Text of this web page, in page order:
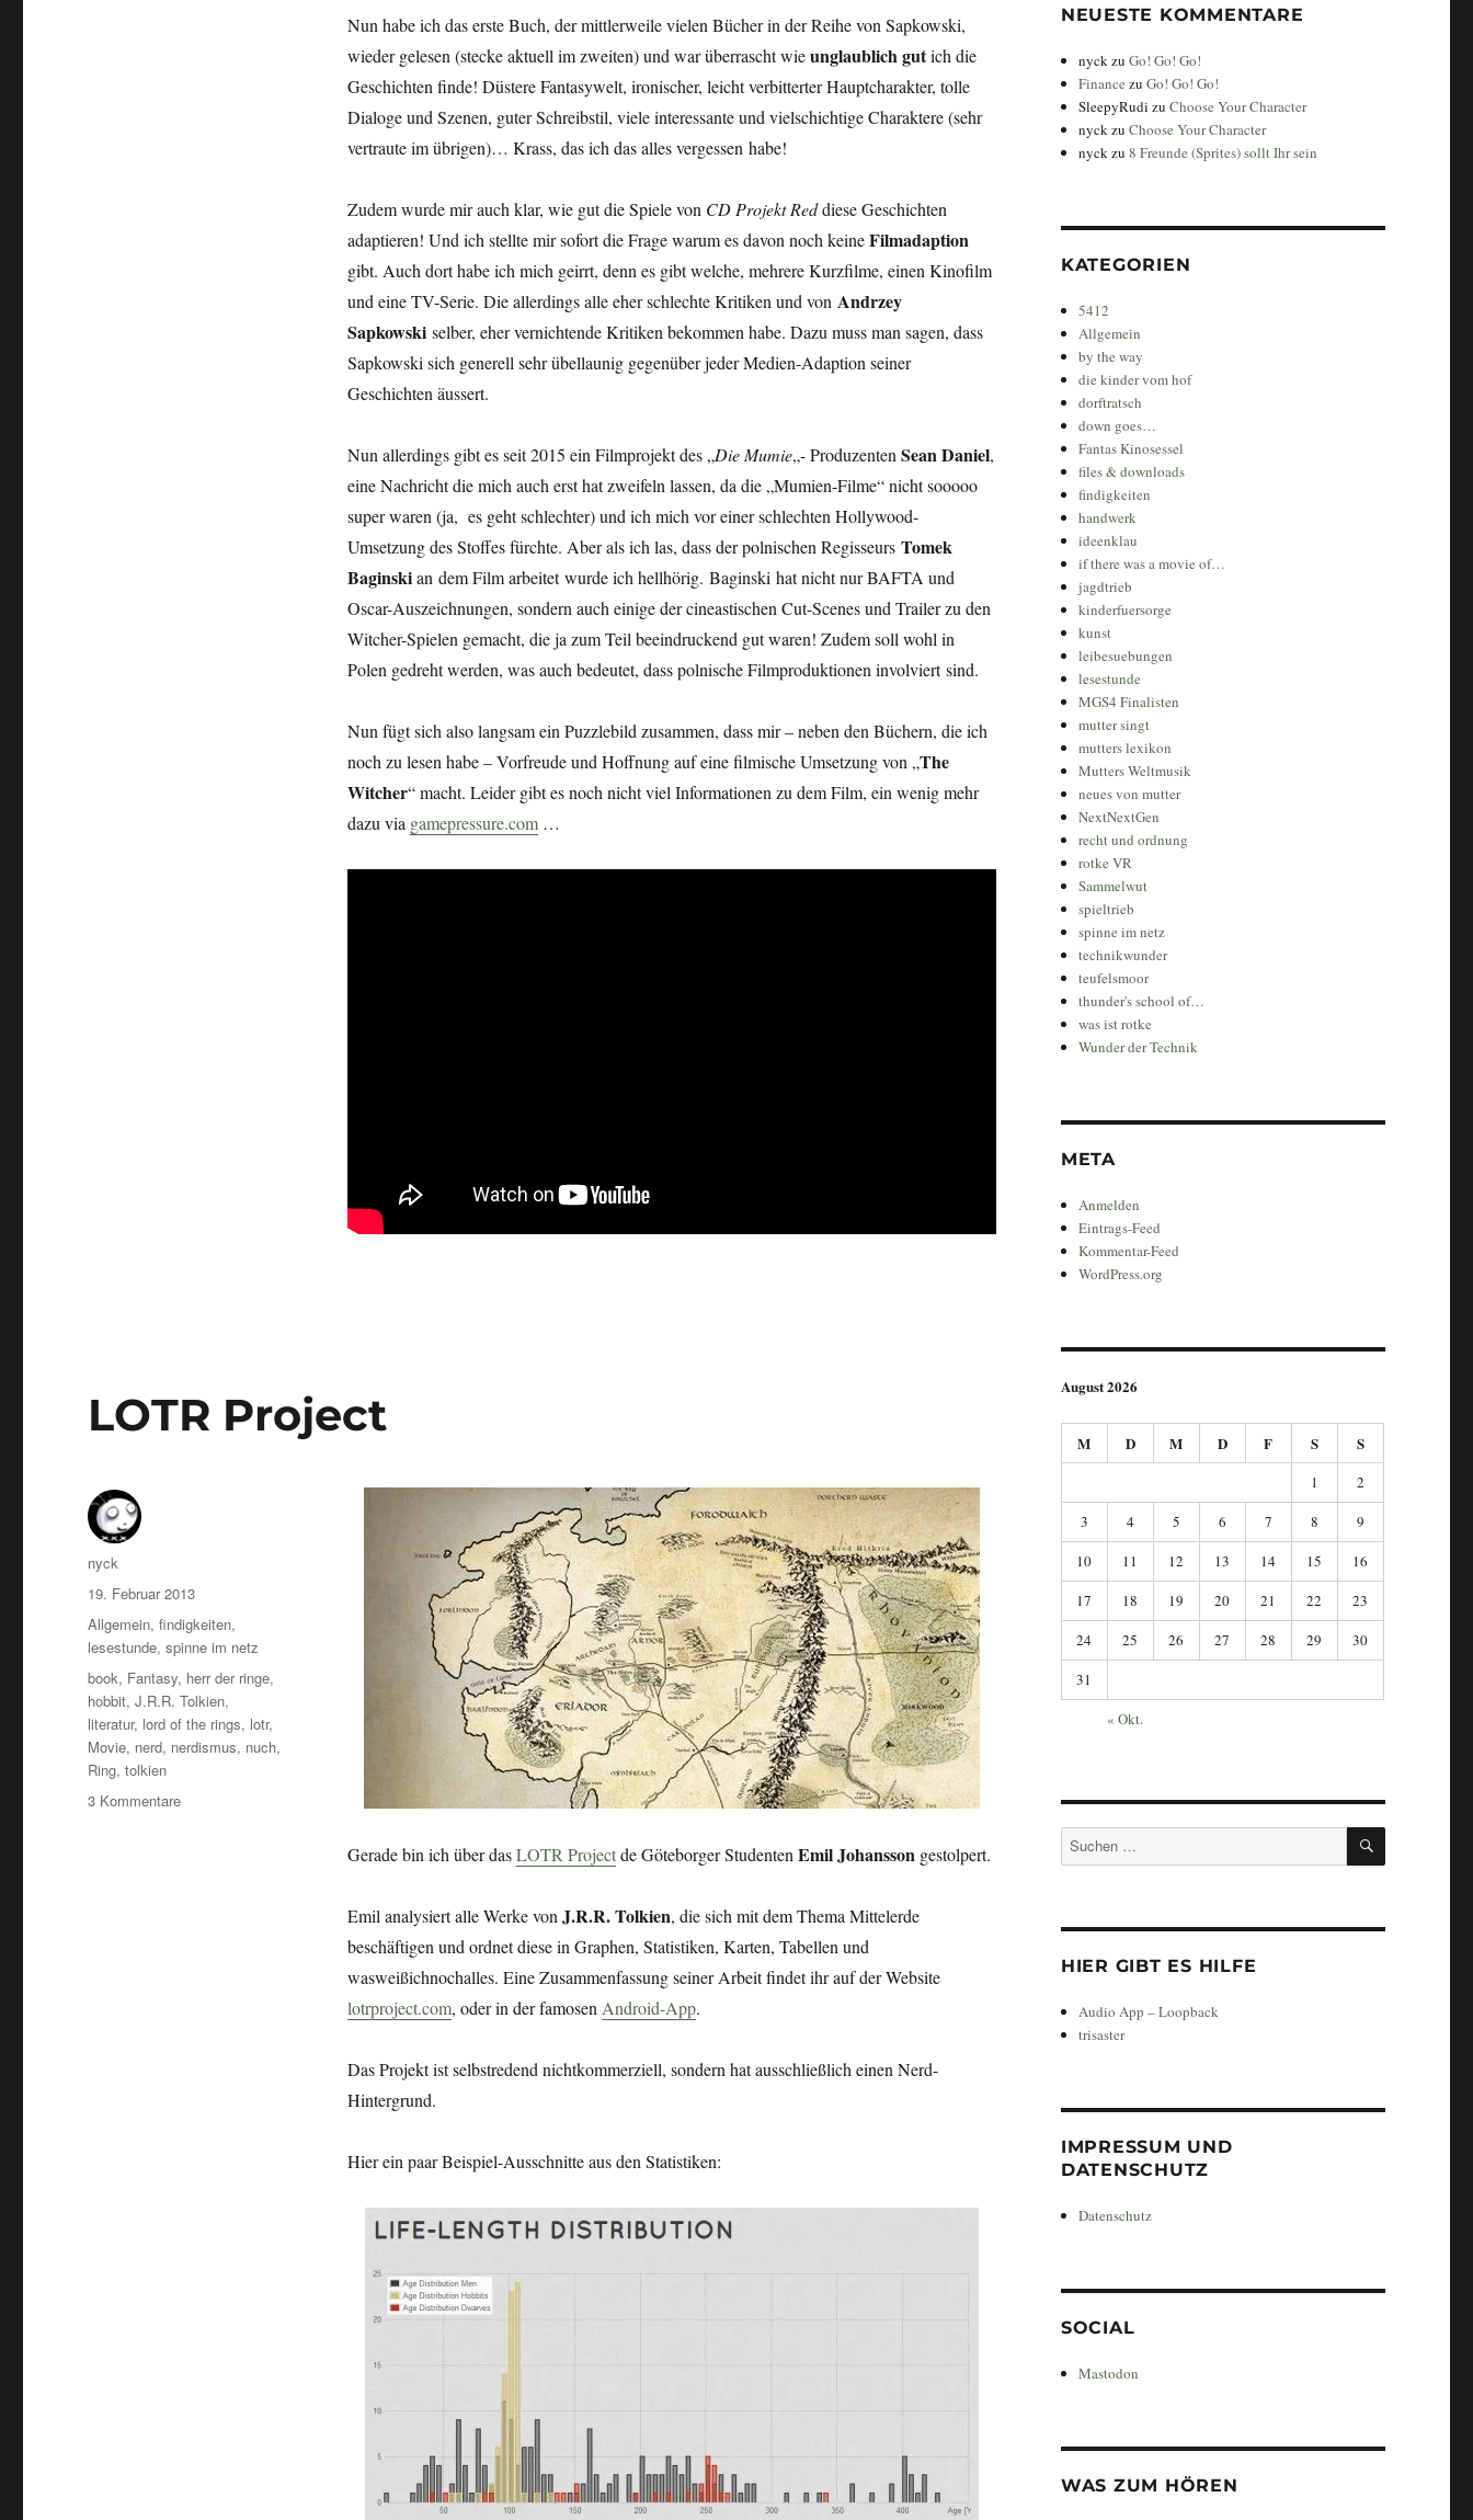
Nun habe ich das erste Buch, der mittlerweile vielen Bücher in der Reihe von Sapkowski,
wieder gelesen (stecke aktuell im zweiten) und war überrascht wieunglaublich gutich die
Geschichten finde! Düstere Fantasywelt, ironischer, leicht verbitterter Hauptcharakter, tolle
Dialoge und Szenen, guter Schreibstil, viele interessante und vielschichtige Charaktere (sehr
vertraute im übrigen)… Krass, das ich das alles vergessen habe!
Zudem wurde mir auch klar, wie gut die Spiele von CD Projekt Reddiese Geschichten
adaptieren! Und ich stellte mir sofort die Frage warum es davon noch keineFilmadaption
gibt. Auch dort habe ich mich geirrt, denn es gibt welche, mehrere Kurzfilme, einen Kinofilm
und eine TV-Serie. Die allerdings alle eher schlechte Kritiken und von Andrzey
Sapkowski selber, eher vernichtende Kritiken bekommen habe. Dazu muss man sagen, dass
Sapkowski sich generell sehr übellaunig gegenüber jeder Medien-Adaption seiner
Geschichten äussert.
Nun allerdings gibt es seit 2015 ein Filmprojekt des „Die Mumie„- Produzenten Sean Daniel,
eine Nachricht die mich auch erst hat zweifeln lassen, da die „Mumien-Filme“ nicht sooooo
super waren (ja, es geht schlechter) und ich mich vor einer schlechten Hollywood-
Umsetzung des Stoffes fürchte. Aber als ich las, dass der polnischen Regisseurs Tomek
Baginskian dem Film arbeitet wurde ich hellhörig. Baginski hat nicht nur BAFTA und
Oscar-Auszeichnungen, sondern auch einige der cineastischen Cut-Scenes und Trailer zu den
Witcher-Spielen gemacht, die ja zum Teil beeindruckend gut waren! Zudem soll wohl in
Polen gedreht werden, was auch bedeutet, dass polnische Filmproduktionen involviert sind.
Nun fügt sich also langsam ein Puzzlebild zusammen, dass mir – neben den Büchern, die ich
noch zu lesen habe – Vorfreude und Hoffnung auf eine filmische Umsetzung von „The
Witcher“ macht. Leider gibt es noch nicht viel Informationen zu dem Film, ein wenig mehr
dazu via gamepressure.com…
LOTR Project
Gerade bin ich über dasLOTR Projectde Göteborger StudentenEmil Johanssongestolpert.
Emil analysiert alle Werke vonJ.R.R. Tolkien, die sich mit dem Thema Mittelerde
beschäftigen und ordnet diese in Graphen, Statistiken, Karten, Tabellen und
wasweißichnochalles. Eine Zusammenfassung seiner Arbeit findet ihr auf der Website
lotrproject.com, oder in der famosenAndroid-App.
Das Projekt ist selbstredend nichtkommerziell, sondern hat ausschließlich einen Nerd-
Hintergrund.
Hier ein paar Beispiel-Ausschnitte aus den Statistiken:
Autor
nyck
Veröffentlicht
am
19. Februar 2013
Kategorien
Allgemein,findigkeiten,
lesestunde,spinne im netz
Schlagwörter
book, Fantasy, herr der ringe,
hobbit,J.R.R. Tolkien,
literatur, lord of the rings, lotr,
Movie, nerd, nerdismus, nuch,
Ring,tolkien
3 Kommentarezu
NEUESTE KOMMENTARE
nyckzuGo! Go! Go!
Finance zuGo! Go! Go!
SleepyRudi zuChoose Your Character
nyckzuChoose Your Character
nyckzu8 Freunde (Sprites) sollt Ihr sein
KATEGORIEN
5412
Allgemein
by the way
die kinder vom hof
dorftratsch
down goes…
Fantas Kinosessel
files & downloads
findigkeiten
handwerk
ideenklau
if there was a movie of…
jagdtrieb
kinderfuersorge
kunst
leibesuebungen
lesestunde
MGS4 Finalisten
mutter singt
mutters lexikon
Mutters Weltmusik
neues von mutter
NextNextGen
recht und ordnung
rotke VR
Sammelwut
spieltrieb
spinne im netz
technikwunder
teufelsmoor
thunder's school of…
was ist rotke
Wunder der Technik
META
Anmelden
Eintrags-Feed
Kommentar-Feed
WordPress.org
August 2026
M D M D F S S
1
2
3
4 5 6 7 8
9
10
11 12 13 14 15
16
17
18 19 20 21 22
23
24
25 26 27 28 29
30
31
« Okt.
Suchen
nach:
SUCHEN
HIER GIBT ES HILFE
Audio App – Loopback
trisaster
IMPRESSUM UND
DATENSCHUTZ
Datenschutz
SOCIAL
Mastodon
WAS ZUM HÖREN